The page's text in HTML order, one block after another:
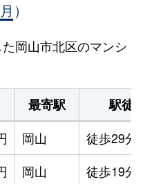
）
岡山市北区のマンシ
最寄駅
駅徒歩
岡山
徒歩29分
岡山
徒歩19分